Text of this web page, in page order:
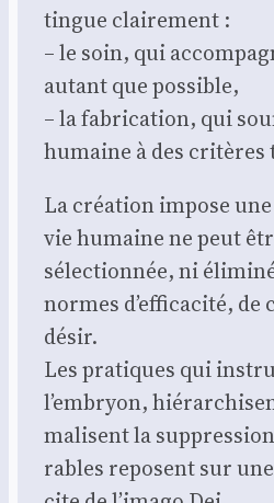
tingue clai­re­ment :
– le soin, qui
autant que pos­sible,
– la fabri­ca­tion, qui
humaine à des cri­tères
La créa­tion impose
vie humaine ne peut
sélec­tion­née, ni
normes d’efficacité, de
désir.
Les pra­tiques qui
l’embryon,
ma­lisent la
rables reposent sur